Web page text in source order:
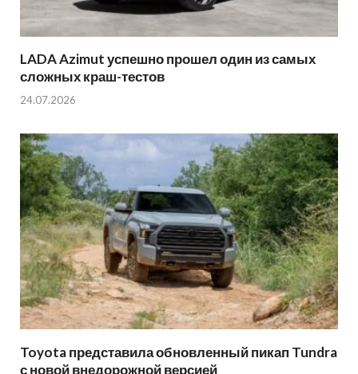
LADA Azimut успешно прошел один из самых
сложных краш-тестов
24.07.2026
Toyota представила обновленный пикап Tundra
с новой внедорожной версией